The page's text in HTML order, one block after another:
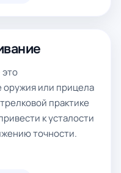
или прицела
практике
к усталости
точности.